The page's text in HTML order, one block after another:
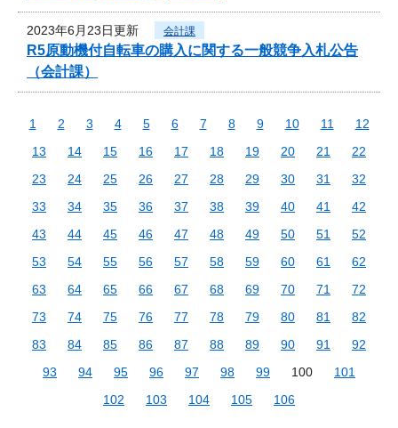
2023年6月23日更新 会計課
R5原動機付自転車の購入に関する一般競争入札公告
（会計課）
1 2 3 4 5 6 7 8 9 10 11
12
13
14 15 16 17 18 19 20 21
22
23
24 25 26 27 28 29 30 31
32
33
34 35 36 37 38 39 40 41
42
43
44 45 46 47 48 49 50 51
52
53
54 55 56 57 58 59 60 61
62
63
64 65 66 67 68 69 70 71
72
73
74 75 76 77 78 79 80 81
82
83
84 85 86 87 88 89 90 91
92
93
94 95 96 97 98 99 100
101
102
103 104 105 106